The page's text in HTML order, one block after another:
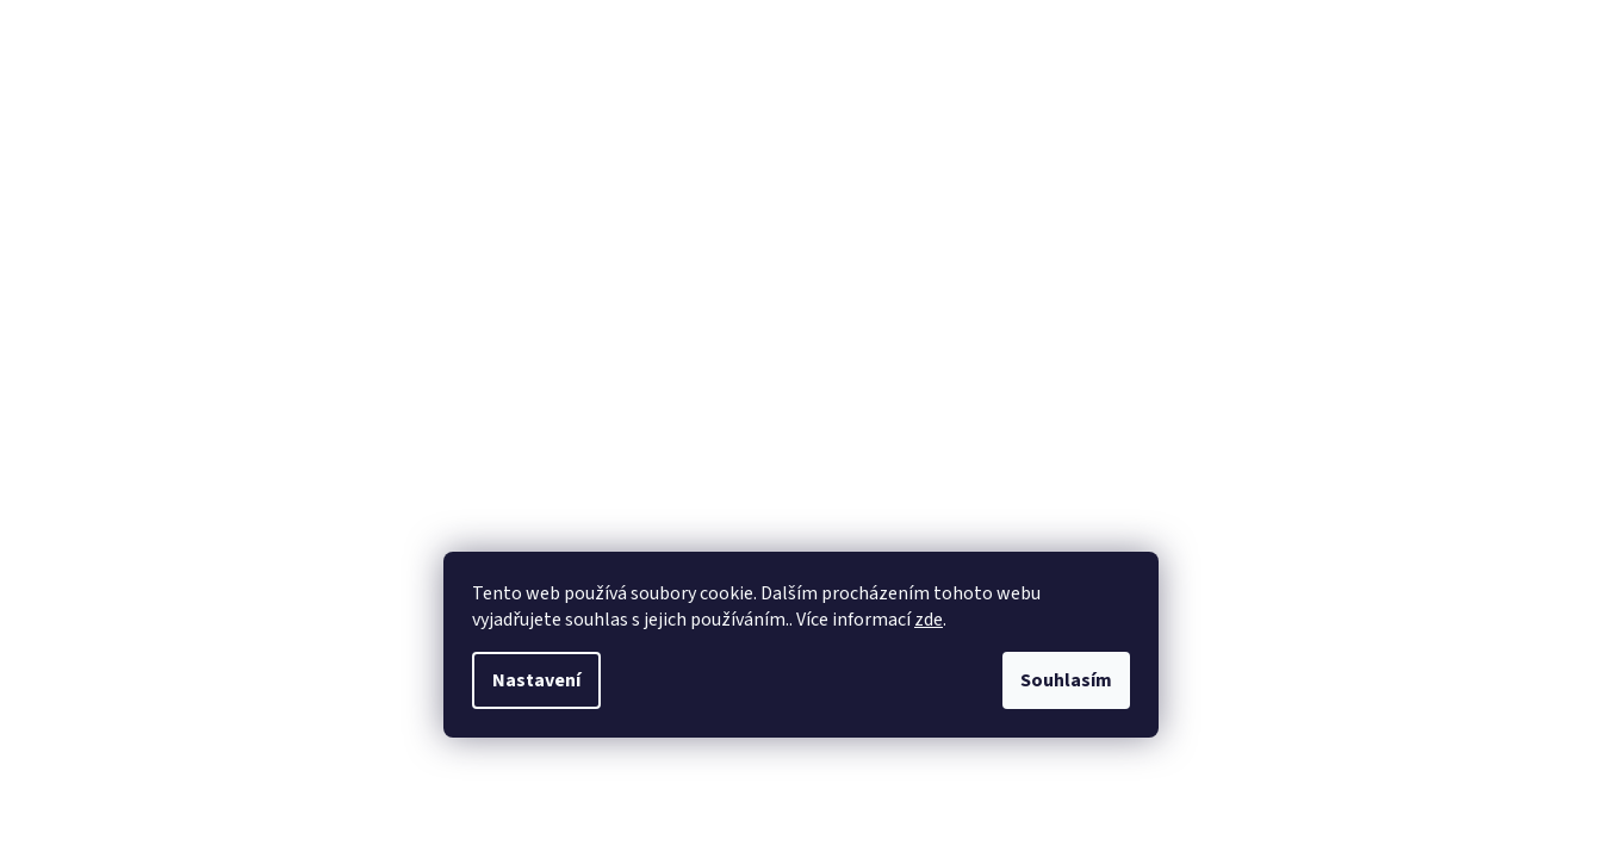
Tento web používá soubory cookie. Dalším procházením tohoto webu
vyjadřujete souhlas s jejich používáním.. Více informacízde.
Nastavení Souhlasím